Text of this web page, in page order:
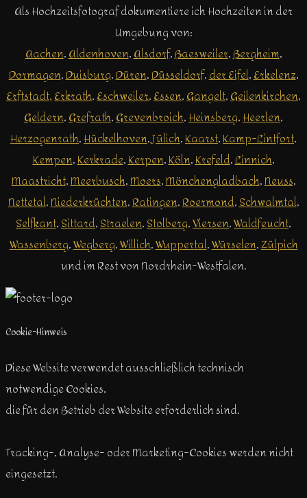
Als Hochzeitsfotograf dokumentiere ich Hochzeiten in der
Umgebung von:
Aachen,Aldenhoven,Alsdorf,Baesweiler,Bergheim,
Dormagen,Duisburg,Düren,Düsseldorf,der Eifel,Erkelenz,
Erftstadt,Erkrath,Eschweiler,Essen,Gangelt,Geilenkirchen,
Geldern,Grefrath,Grevenbroich,Heinsberg,Heerlen,
Herzogenrath,Hückelhoven,Jülich,Kaarst,Kamp-Lintfort,
Kempen,Kerkrade,Kerpen,Köln,Krefeld,Linnich,
Maastricht,Meerbusch,Moers,Mönchengladbach,Neuss,
Nettetal,Niederkrüchten,Ratingen,Roermond,Schwalmtal,
Selfkant,Sittard,Straelen,Stolberg,Viersen,Waldfeucht,
Wassenberg,Wegberg,Willich,Wuppertal,Würselen,Zülpich
und im Rest von Nordrhein-Westfalen.
Cookie-Hinweis
Diese Website verwendet ausschließlich technisch
notwendige Cookies,
die für den Betrieb der Website erforderlich sind.
Tracking-, Analyse- oder Marketing-Cookies werden nicht
eingesetzt.